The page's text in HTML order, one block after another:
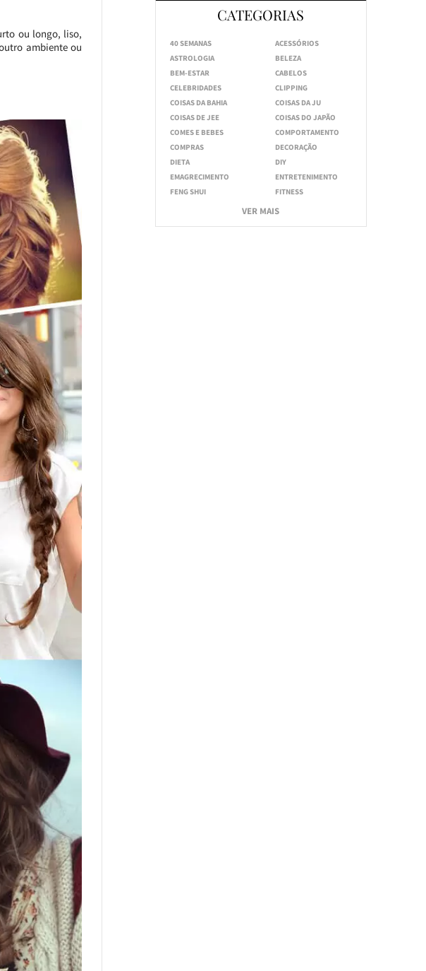
ou longo, liso,
ambiente ou
CATEGORIAS
40 SEMANAS
ACESSÓRIOS
ASTROLOGIA
BELEZA
BEM-ESTAR
CABELOS
CELEBRIDADES
CLIPPING
COISAS DA BAHIA
COISAS DA JU
COISAS DE JEE
COISAS DO JAPÃO
COMES E BEBES
COMPORTAMENTO
COMPRAS
DECORAÇÃO
DIETA
DIY
EMAGRECIMENTO
ENTRETENIMENTO
FENG SHUI
FITNESS
VER MAIS